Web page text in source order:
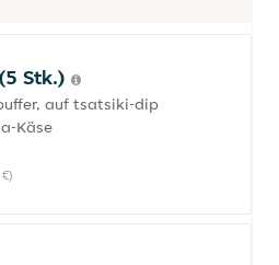
Stk.)
auf tsatsiki-dip
Käse